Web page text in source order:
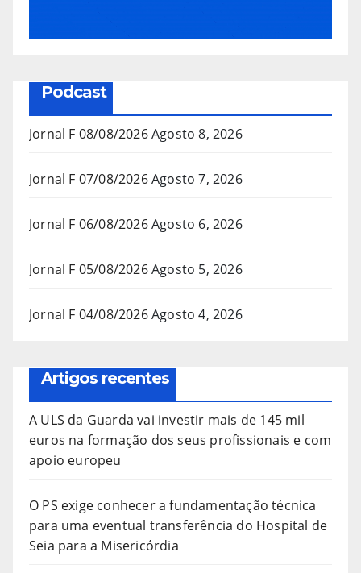
Podcast
Jornal F 08/08/2026Agosto 8, 2026
Jornal F 07/08/2026Agosto 7, 2026
Jornal F 06/08/2026Agosto 6, 2026
Jornal F 05/08/2026Agosto 5, 2026
Jornal F 04/08/2026Agosto 4, 2026
Artigos recentes
A ULS da Guarda vai investir mais de 145 mil
euros na formação dos seus profissionais e com
apoio europeu
O PS exige conhecer a fundamentação técnica
para uma eventual transferência do Hospital de
Seia para a Misericórdia